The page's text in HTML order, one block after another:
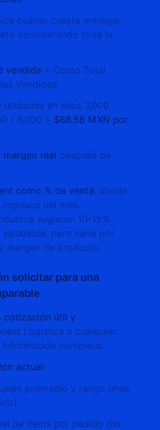
cuánto cuesta entregar
considerando toda la
vendida = Costo Total
Vendidas
unidades en esos 3,000
/ 6,000 = $88.58 MXN por
margen real después de
como % de venta: divide
del mes.
sugieren 10-15%
pero varía por
margen de producto.
solicitar para una
cotización útil y
Logistics o cualquier
información completa:
actual:
promedio y rango (mes
de ítems por pedido (no